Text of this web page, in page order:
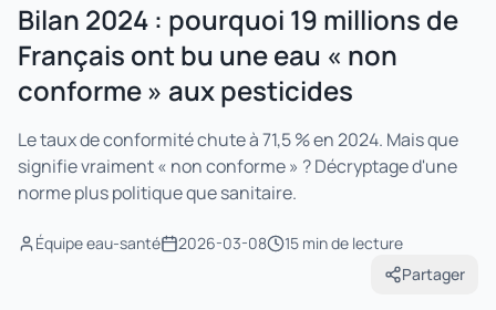
Bilan 2024 : pourquoi 19 millions de
Français ont bu une eau « non
conforme » aux pesticides
Le taux de conformité chute à 71,5 % en 2024. Mais que
signifie vraiment « non conforme » ? Décryptage d'une
norme plus politique que sanitaire.
Équipe eau-santé 2026-03-08 15 minde lecture
Partager